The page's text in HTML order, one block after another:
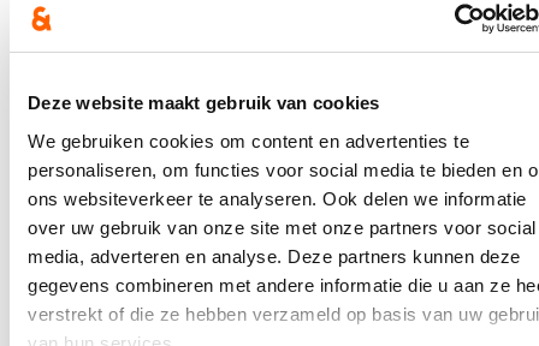
Deze website maakt gebruik van cookies
We gebruiken cookies om content en advertenties te
personaliseren, om functies voor social media te bieden en
ons websiteverkeer te analyseren. Ook delen we informatie
over uw gebruik van onze site met onze partners voor social
media, adverteren en analyse. Deze partners kunnen deze
gegevens combineren met andere informatie die u aan ze
verstrekt of die ze hebben verzameld op basis van uw
vzw, Oppas vzw… zijn geen randfiguren in ons sociale weefsel
maar de dragers ervan. Ze bereiken mensen die anders tussen de
mazen van het net vallen. Een sterk middenveld is geen luxe, het is
Een samenleving staat of valt met de bescherming van haar
zwaksten. Meer dan 130 jaar na Rerum Novarum blijft die
boodschap kloppen. Solidariteit is geen holle slogan. Het is een
keuze die we elke dag opnieuw moeten maken.
Nieuws
Plenaire vraag over de hervormingen van de
brandweer
25/06/26